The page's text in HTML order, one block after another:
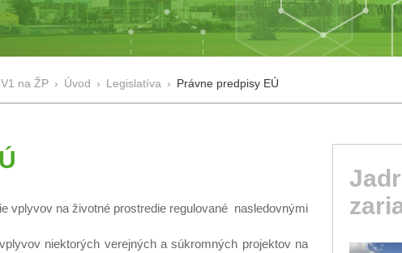
na ŽP › Úvod › Legislatíva › Právne predpisy EÚ
vplyvov na životné prostredie regulované nasledovnými
niektorých verejných a súkromných projektov na